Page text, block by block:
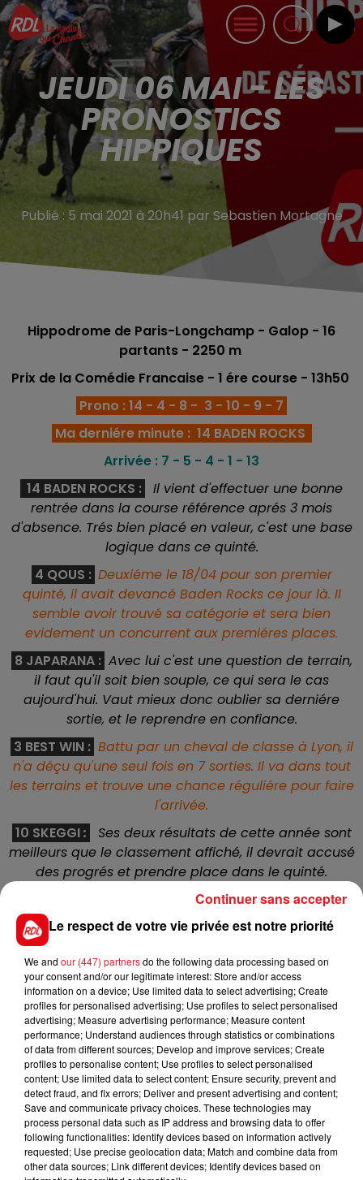
JEUDI 06 MAI - LES
PRONOSTICS
HIPPIQUES
Publié : 5 mai 2021 à 20h41 par Sebastien Mortagne
Hippodrome de Paris-Longchamp - Galop - 16
partants - 2250 m
Prix de la Comédie Francaise - 1 ére course - 13h50
Prono : 14 - 4 - 8 - 3 - 10 - 9 - 7
Ma derniére minute : 14 BADEN ROCKS
Arrivée : 7 - 5 - 4 - 1 - 13
14 BADEN ROCKS :
Il vient d'effectuer une bonne
rentrée dans la course référence aprés 3 mois
d'absence. Trés bien placé en valeur, c'est une base
logique dans ce quinté.
4 QOUS : Deuxiéme le 18/04 pour son premier
quinté, il avait devancé Baden Rocks ce jour là. Il
semble avoir trouvé sa catégorie et sera bien
evidement un concurrent aux premiéres places.
8 JAPARANA : Avec lui c'est une question de terrain,
il faut qu'il soit bien souple, ce qui sera le cas
aujourd'hui. Vaut mieux donc oublier sa derniére
sortie, et le reprendre en confiance.
3 BEST WIN : Battu par un cheval de classe à Lyon, il
n'a déçu qu'une seul fois en 7 sorties. Il va dans tout
les terrains et trouve une chance réguliére pour faire
l'arrivée.
10 SKEGGI:
Ses deux résultats de cette année sont
meilleurs que le classement affiché, il devrait accusé
des progrés et prendre place dans le quinté.
Un peu moins bien en ce premier
trimestre, elle avait pourtant laissé entrevoir des
belles possibilités l'an dernier. Elle sera beaucoup
mieux avec la distance du jour et pourrait se
retrouver dans cette condition.
7 HUETOR:Même si il a des excuses à faire valoir
sur ses deux sorties, il reste néanmoins déçevant
alors que des espoirs etaient fondés sur lui. Son
entraineur insiste dans cette catégorie, on lui
laissera un dernier crédit.
*******************
Le respect de votre vie privée est notre priorité
We and our (447) partnersdo the following data processing based on
your consent and/or our legitimate interest: Store and/or access
information on a device; Use limited data to select advertising; Create
profiles for personalised advertising; Use profiles to select personalised
advertising; Measure advertising performance; Measure content
performance; Understand audiences through statistics or combinations
of data from different sources; Develop and improve services; Create
profiles to personalise content; Use profiles to select personalised
content; Use limited data to select content; Ensure security, prevent and
detect fraud, and fix errors; Deliver and present advertising and content;
Save and communicate privacy choices. These technologies may
process personal data such as IP address and browsing data to offer
following functionalities: Identify devices based on information actively
requested; Use precise geolocation data; Match and combine data from
other data sources; Link different devices; Identify devices based on
Continuer sans accepter